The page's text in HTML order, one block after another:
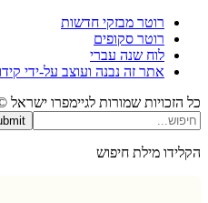
רוטר מבזקי חדשות
רוטר סקופים
לוח שנה עברי
אתר זה נבנה ועוצב על-ידי קידומא |
שמורות לגיימפרו ישראל © 2025
Submit
מילת חיפוש